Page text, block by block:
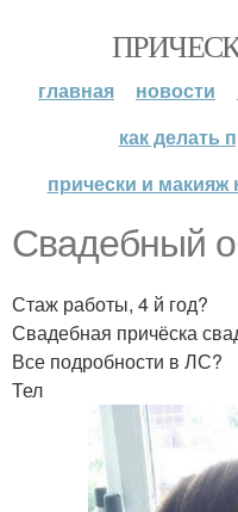
главная новости
как делать
прически и макияж
Свадебный
Стаж работы, 4 й год?
Свадебная причёска
Все подробности в ЛС?
Тел